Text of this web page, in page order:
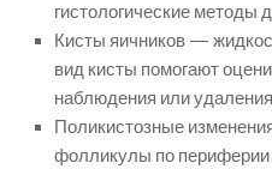
гистологические методы
Кисты яичников —
вид кисты помогают
наблюдения или
Поликистозные
фолликулы по периферии